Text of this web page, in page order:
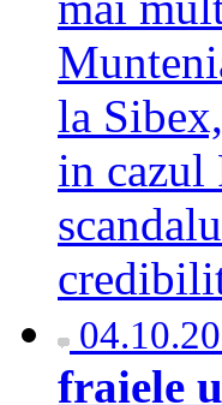
la
in cazul
fraiele